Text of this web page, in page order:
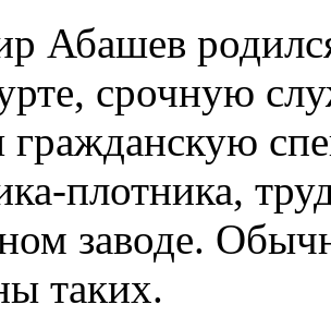
Абашев
срочную
гражданскую
плотника,
заводе.
таких.